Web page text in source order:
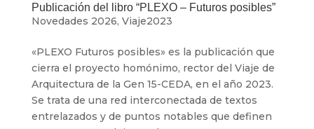
Publicación del libro “PLEXO – Futuros posibles”
Novedades 2026, Viaje2023
«PLEXO Futuros posibles» es la publicación que
cierra el proyecto homónimo, rector del Viaje de
Arquitectura de la Gen 15-CEDA, en el año 2023.
Se trata de una red interconectada de textos
entrelazados y de puntos notables que definen